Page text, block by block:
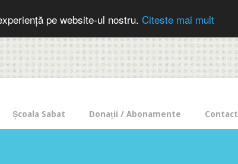
pe website-ul nostru. Citeste mai mult
Școala Sabat Donații / Abonamente Contact